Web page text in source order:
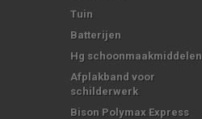
Tuin
Batterijen
Hg schoonmaakmiddelen
Afplakband voor
schilderwerk
Bison Polymax Express